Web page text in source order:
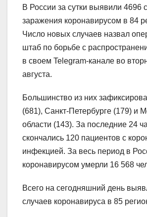
В России за сутки выявили 4696
заражения коронавирусом в 84
Число новых случаев назвал
штаб по борьбе с
в своем Telegram-канале во
августа.
Большинство из них
(681), Санкт-Петербурге (179) и
области (143). За последние 24
скончались 120 пациентов с
инфекцией. За весь период в
коронавирусом умерли 16 568
Всего на сегодняшний день
случаев коронавируса в 85